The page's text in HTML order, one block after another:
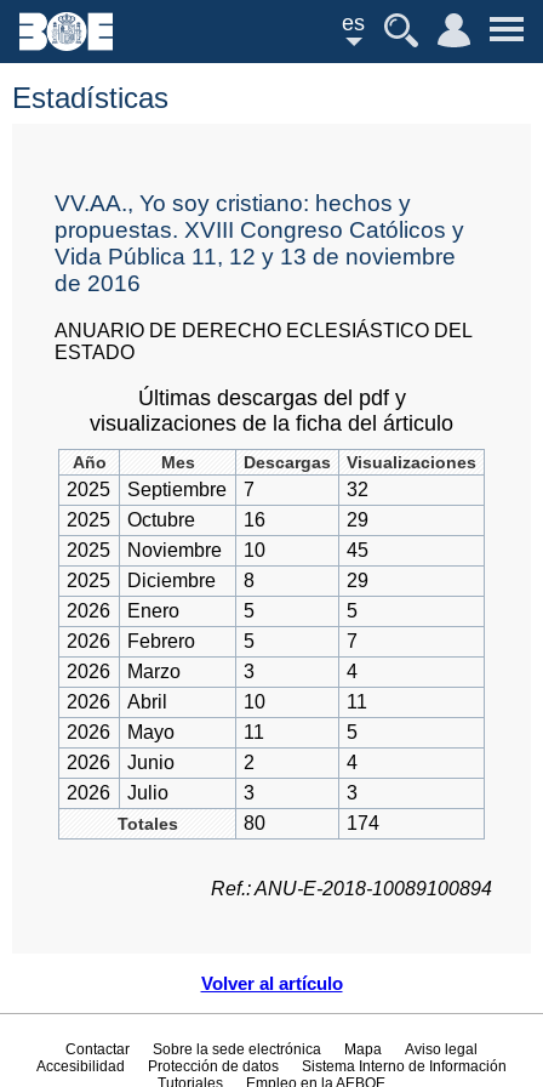
es
Volver al artículo
Estadísticas
VV.AA., Yo soy cristiano: hechos y
propuestas. XVIII Congreso Católicos y
Vida Pública 11, 12 y 13 de noviembre
de 2016
ANUARIO DE DERECHO ECLESIÁSTICO DEL
ESTADO
Últimas descargas del pdf y
visualizaciones de la ficha del árticulo
Año Mes Descargas Visualizaciones
2025 Septiembre 7
32
2025
Octubre 16
29
2025
Noviembre 10
45
2025
Diciembre 8
29
2026
Enero 5
5
2026
Febrero 5
7
2026
Marzo 3
4
2026
Abril 10
11
2026
Mayo 11
5
2026
Junio 2
4
2026
Julio 3 3
Totales 80 174
Ref.: ANU-E-2018-10089100894
Contactar Sobre la sede electrónica Mapa
Aviso legal
Accesibilidad
Protección de datos
Sistema Interno de Información
Tutoriales
Empleo en la AEBOE